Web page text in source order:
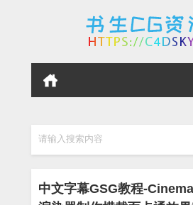
请输入搜索内容
中文字幕GSG教程-